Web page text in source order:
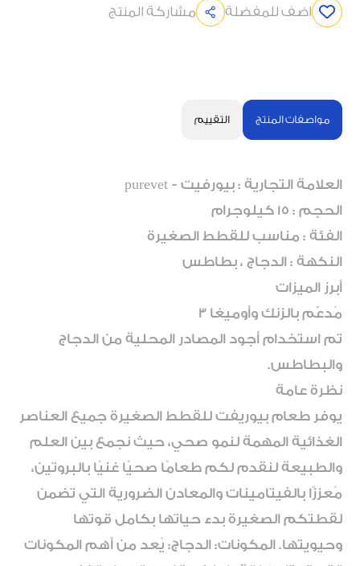
اضف للمفضلة مشاركة المنتج
مواصفات المنتج التقييم
العلامة التجارية : بيورفيت - purevet
الحجم : 15 كيلوجرام
الفئة : مناسب للقطط الصغيرة
النكهة : الدجاج ، بطاطس
أبرز الميزات
مُدعّم بالزنك وأوميغا 3
تم استخدام أجود المصادر المحلية من الدجاج
والبطاطس.
نظرة عامة
يوفر طعام بيوريفت للقطط الصغيرة جميع العناصر
الغذائية المهمة لنمو صحي، حيث نجمع بين العلم
والطبيعة لنقدم لكم طعامًا صحيًا غنيًا بالبروتين،
مُعززًا بالفيتامينات والمعادن الضرورية التي تضمن
لقطتكم الصغيرة بدء حياتها بكامل قوتها
وحيويتها. المكونات: الدجاج: يُعد من أهم المكونات